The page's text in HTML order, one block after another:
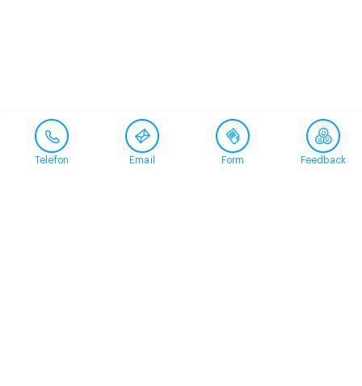
Telefon Email Form Feedback